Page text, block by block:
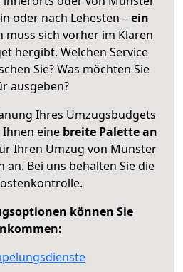
oder nach Lehesten –ein
muss sich vorher im Klaren
hergibt. Welchen Service
Sie? Was möchten Sie
ausgeben?
Ihres Umzugsbudgets
eine breite Palette an
Ihren Umzug von Münster
an. Bei uns behalten Sie die
können Sie